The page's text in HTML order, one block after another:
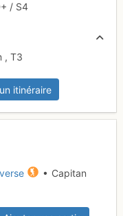
/ S4
, T3
itinéraire
• Capitan